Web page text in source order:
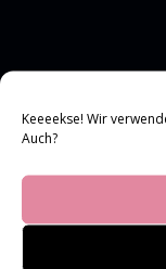
Keeeekse! Wir
Auch?